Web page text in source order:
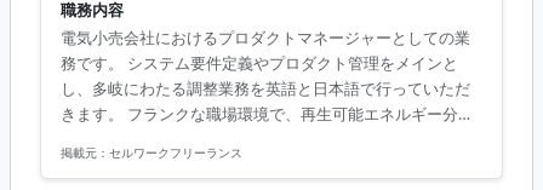
職務内容
電気小売会社におけるプロダクトマネージャーとしての業
務です。 システム要件定義やプロダクト管理をメインと
し、多岐にわたる調整業務を英語と日本語で行っていただ
きます。 フランクな職場環境で、再生可能エネルギー分野
務内容 - ビジネス側の英語要望をシステム要件に反映 - 英語
掲載元： セルワークフリーランス